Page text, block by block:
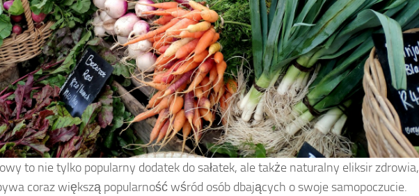
to nie tylko popularny dodatek do sałatek, ale także naturalny eliksir zdrowia,
coraz większą popularność wśród osób dbających o swoje samopoczucie.